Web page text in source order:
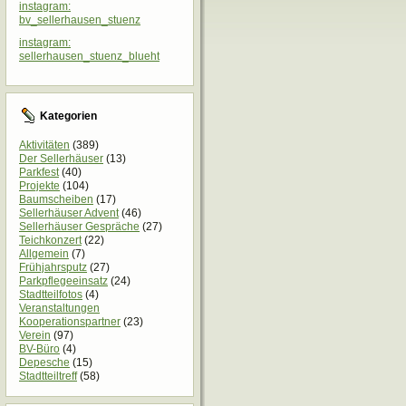
instagram:
bv_sellerhausen_stuenz
instagram:
sellerhausen_stuenz_blueht
Kategorien
Aktivitäten (389)
Der Sellerhäuser (13)
Parkfest(40)
Projekte (104)
Baumscheiben (17)
Sellerhäuser Advent(46)
Sellerhäuser Gespräche (27)
Teichkonzert(22)
Allgemein (7)
Frühjahrsputz (27)
Parkpflegeeinsatz (24)
Stadtteilfotos (4)
Veranstaltungen
Kooperationspartner (23)
Verein (97)
BV-Büro (4)
Depesche (15)
Stadtteiltreff(58)